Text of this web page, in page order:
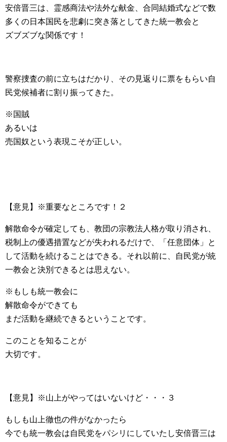
安倍晋三は、霊感商法や法外な献金、合同結婚式などで数
多くの日本国民を悲劇に突き落としてきた統一教会と
ズブズブな関係です！
警察捜査の前に立ちはだかり、その見返りに票をもらい自
民党候補者に割り振ってきた。
※国賊
あるいは
売国奴という表現こそが正しい。
【意見】※重要なところです！２
解散命令が確定しても、教団の宗教法人格が取り消され、
税制上の優遇措置などが失われるだけで、「任意団体」と
して活動を続けることはできる。それ以前に、自民党が統
一教会と決別できるとは思えない。
※もしも統一教会に
解散命令ができても
まだ活動を継続できるということです。
このことを知ることが
大切です。
【意見】※山上がやってはいないけど・・・３
もしも山上徹也の件がなかったら
今でも統一教会は自民党をパシリにしていたし安倍晋三は